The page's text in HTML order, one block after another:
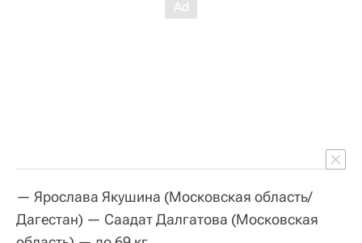
— Ярослава Якушина (Московская область/
Дагестан) — Саадат Далгатова (Московская